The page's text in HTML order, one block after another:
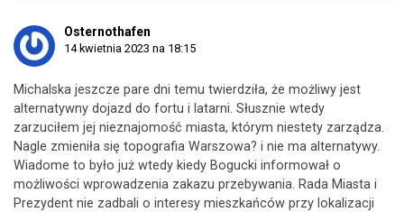
Osternothafen
14 kwietnia 2023 na 18:15
Michalska jeszcze pare dni temu twierdziła, że możliwy jest
alternatywny dojazd do fortu i latarni. Słusznie wtedy
zarzuciłem jej nieznajomość miasta, którym niestety zarządza.
Nagle zmieniła się topografia Warszowa? i nie ma alternatywy.
Wiadome to było już wtedy kiedy Bogucki informował o
możliwości wprowadzenia zakazu przebywania. Rada Miasta i
Prezydent nie zadbali o interesy mieszkańców przy lokalizacji